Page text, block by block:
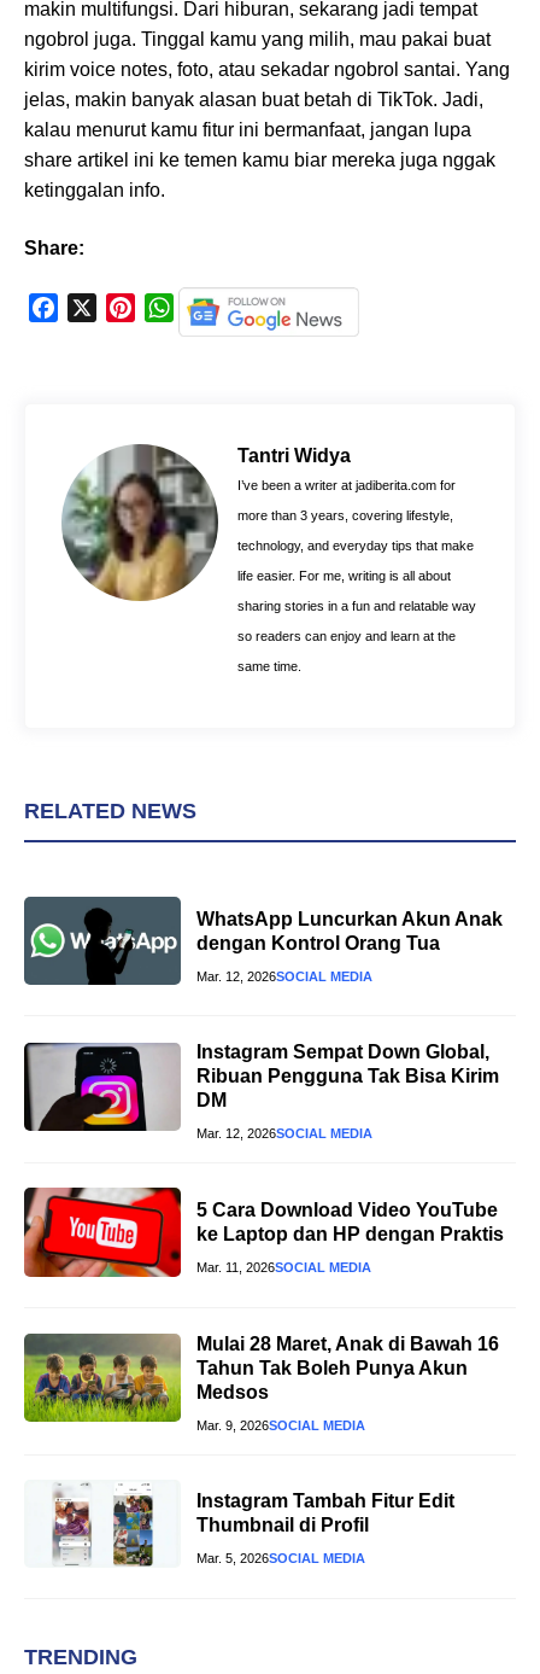
makin multifungsi. Dari hiburan, sekarang jadi tempat
ngobrol juga. Tinggal kamu yang milih, mau pakai buat
kirim voice notes, foto, atau sekadar ngobrol santai. Yang
jelas, makin banyak alasan buat betah di TikTok. Jadi,
kalau menurut kamu fitur ini bermanfaat, jangan lupa
share artikel ini ke temen kamu biar mereka juga nggak
ketinggalan info.
Share:
k
e
s
t
W
h
A
p
p
Tantri Widya
I’ve been a writer at jadiberita.com for
more than 3 years, covering lifestyle,
technology, and everyday tips that make
life easier. For me, writing is all about
sharing stories in a fun and relatable way
so readers can enjoy and learn at the
same time.
RELATED NEWS
WhatsApp Luncurkan Akun Anak
dengan Kontrol Orang Tua
Mar. 12, 2026SOCIAL MEDIA
Instagram Sempat Down Global,
Ribuan Pengguna Tak Bisa Kirim
DM
Mar. 12, 2026SOCIAL MEDIA
5 Cara Download Video YouTube
ke Laptop dan HP dengan Praktis
Mar. 11, 2026SOCIAL MEDIA
Mulai 28 Maret, Anak di Bawah 16
Tahun Tak Boleh Punya Akun
Medsos
Mar. 9, 2026SOCIAL MEDIA
Instagram Tambah Fitur Edit
Thumbnail di Profil
Mar. 5, 2026SOCIAL MEDIA
TRENDING